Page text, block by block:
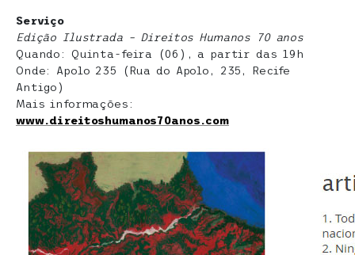
Serviço
Edição Ilustrada – Direitos Humanos 70 anos
Quando: Quinta-feira (06), a partir das 19h
Onde: Apolo 235 (Rua do Apolo, 235, Recife
Antigo)
Mais informações:
www.direitoshumanos70anos.com